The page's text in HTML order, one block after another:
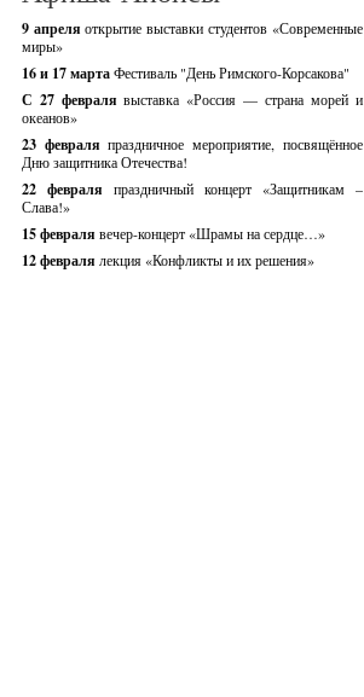
9 апреляоткрытие выставки студентов «Современные
миры»
16 и 17 мартаФестиваль "День Римского-Корсакова"
С 27 февралявыставка «Россия — страна морей и
океанов»
23 февраляпраздничное мероприятие, посвящённое
Дню защитника Отечества!
22 февраля праздничный концерт «Защитникам –
Слава!»
15 февраля вечер-концерт «Шрамы на сердце…»
12 февраля лекция «Конфликты и их решения»